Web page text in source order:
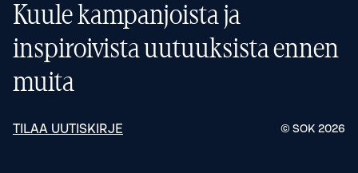
Kuule kampanjoista ja
inspiroivista uutuuksista ennen
muita
TILAA UUTISKIRJE © SOK 2026